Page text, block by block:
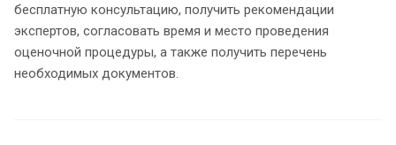
бесплатную консультацию, получить рекомендации
экспертов, согласовать время и место проведения
оценочной процедуры, а также получить перечень
необходимых документов.